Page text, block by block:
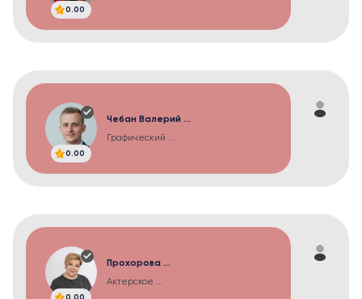
0.00
0.00
Чебан Валерий ...
Графический ...
0.00
Прохорова ...
Актерское ...